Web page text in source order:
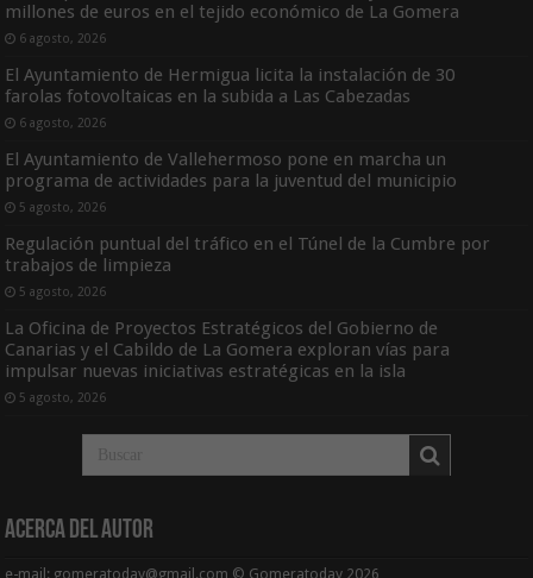
millones de euros en el tejido económico de La Gomera
6 agosto, 2026
El Ayuntamiento de Hermigua licita la instalación de 30
farolas fotovoltaicas en la subida a Las Cabezadas
6 agosto, 2026
El Ayuntamiento de Vallehermoso pone en marcha un
programa de actividades para la juventud del municipio
5 agosto, 2026
Regulación puntual del tráfico en el Túnel de la Cumbre por
trabajos de limpieza
5 agosto, 2026
La Oficina de Proyectos Estratégicos del Gobierno de
Canarias y el Cabildo de La Gomera exploran vías para
impulsar nuevas iniciativas estratégicas en la isla
5 agosto, 2026
Acerca del Autor